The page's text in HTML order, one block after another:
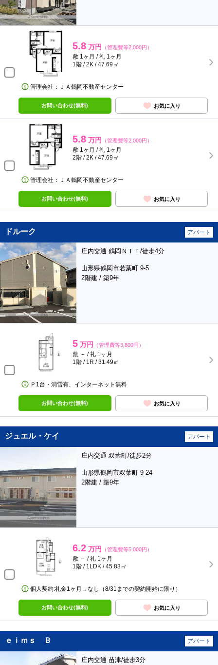
5.8 万円 （管理費等2,000円）
敷 1ヶ月 / 礼 1ヶ月
1階 / 2K / 47.69㎡
管理会社：ＪＡ鶴岡不動産センター
お問い合わせ(無料) お気に入り
5.8 万円 （管理費等2,000円）
敷 1ヶ月 / 礼 1ヶ月
2階 / 2K / 47.69㎡
管理会社：ＪＡ鶴岡不動産センター
お問い合わせ(無料) お気に入り
ドルーク アパート
庄内交通 鶴岡ＮＴＴ/徒歩4分
山形県鶴岡市若葉町 9-5
2階建 / 築9年
5 万円 （管理費等3,800円）
敷 － / 礼 1ヶ月
1階 / 1R / 31.49㎡
Ｐ1台・消雪有、インターネット無料
お問い合わせ(無料) お気に入り
ジュエル・ケイ アパート
庄内交通 双葉町/徒歩2分
山形県鶴岡市双葉町 9-24
2階建 / 築9年
6.2 万円 （管理費等5,000円）
敷 － / 礼 1ヶ月
1階 / 1LDK / 45.83㎡
個人契約:礼金1ヶ月→なし（8/31までの契約開始に限り）
お問い合わせ(無料) お気に入り
ｅｉｍｓ Ｂ アパート
庄内交通 苗津/徒歩3分